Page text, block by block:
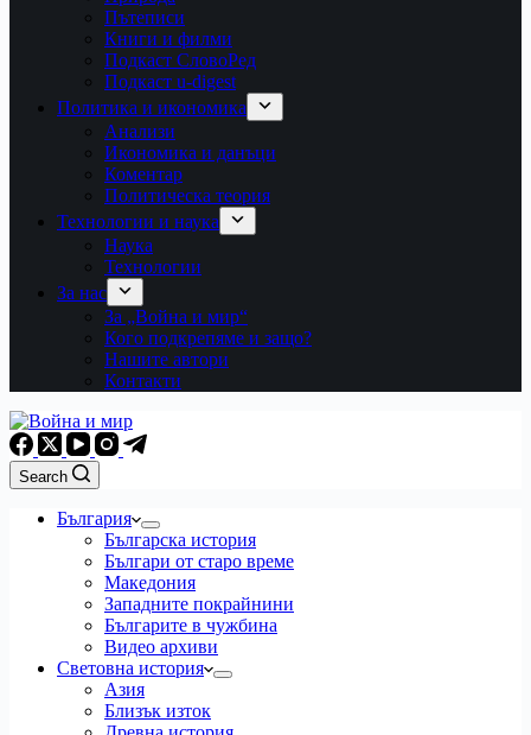
Пътеписи
Книги и филми
Подкаст СловоРед
Подкаст u-digest
Политика и икономика
Анализи
Икономика и данъци
Коментар
Политическа теория
Технологии и наука
Наука
Технологии
За нас
За „Война и мир“
Кого подкрепяме и защо?
Нашите автори
Контакти
Search
България
Българска история
Българи от старо време
Македония
Западните покрайнини
Българите в чужбина
Видео архиви
Световна история
Азия
Близък изток